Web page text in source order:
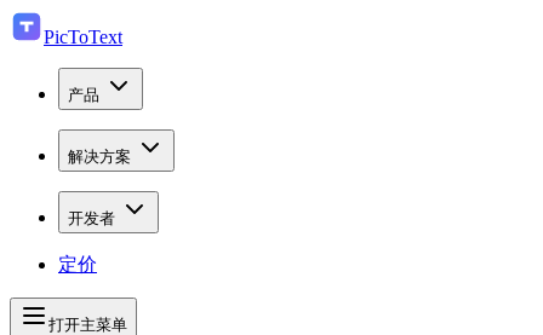
PicToText
产品
解决方案
开发者
定价
打开主菜单